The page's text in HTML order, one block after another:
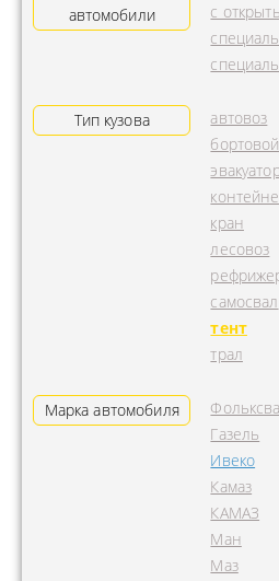
автомобили
с
Тип кузова
автовоз
бортовой
кран
лесовоз
самосвал
тент
трал
Марка автомобиля
Газель
Ивеко
Камаз
КАМАЗ
Ман
Маз